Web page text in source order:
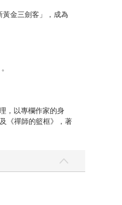
金三劍客」，成為
，以專欄作家的身
《禪師的籃框》，著